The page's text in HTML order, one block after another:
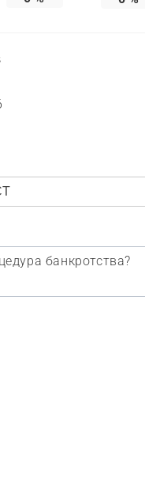
банкротства?